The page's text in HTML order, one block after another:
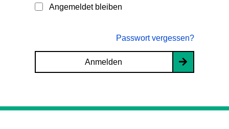
Angemeldet bleiben
Passwort vergessen?
Anmelden